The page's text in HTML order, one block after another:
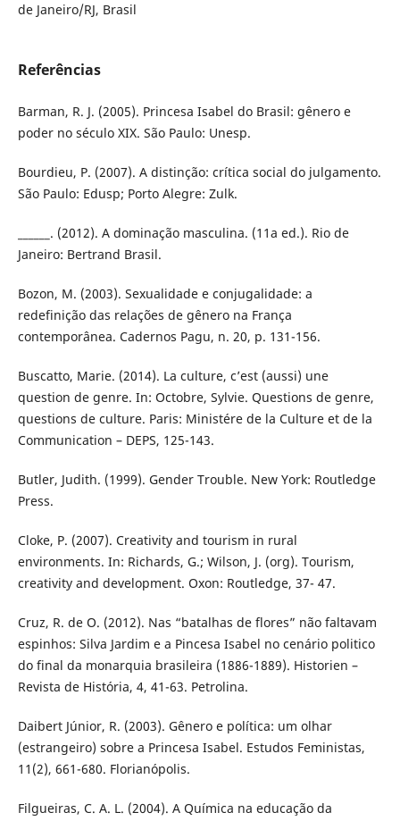
de Janeiro/RJ, Brasil
Referências
Barman, R. J. (2005). Princesa Isabel do Brasil: gênero e
poder no século XIX. São Paulo: Unesp.
Bourdieu, P. (2007). A distinção: crítica social do julgamento.
São Paulo: Edusp; Porto Alegre: Zulk.
______. (2012). A dominação masculina. (11a ed.). Rio de
Janeiro: Bertrand Brasil.
Bozon, M. (2003). Sexualidade e conjugalidade: a
redefinição das relações de gênero na França
contemporânea. Cadernos Pagu, n. 20, p. 131-156.
Buscatto, Marie. (2014). La culture, c’est (aussi) une
question de genre. In: Octobre, Sylvie. Questions de genre,
questions de culture. Paris: Ministére de la Culture et de la
Communication – DEPS, 125-143.
Butler, Judith. (1999). Gender Trouble. New York: Routledge
Press.
Cloke, P. (2007). Creativity and tourism in rural
environments. In: Richards, G.; Wilson, J. (org). Tourism,
creativity and development. Oxon: Routledge, 37- 47.
Cruz, R. de O. (2012). Nas “batalhas de flores” não faltavam
espinhos: Silva Jardim e a Pincesa Isabel no cenário politico
do final da monarquia brasileira (1886-1889). Historien –
Revista de História, 4, 41-63. Petrolina.
Daibert Júnior, R. (2003). Gênero e política: um olhar
(estrangeiro) sobre a Princesa Isabel. Estudos Feministas,
11(2), 661-680. Florianópolis.
Filgueiras, C. A. L. (2004). A Química na educação da